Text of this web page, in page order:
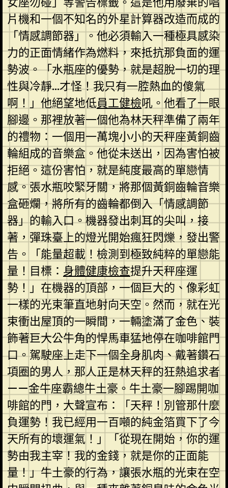
片機和一個不知名的外星計算器改造而成的
「情感調節器」。他必須輸入一種極具感染
力的正面情緒作為燃料，來抵抗那負面的運
勢波。「水瓶座的優勢，就是超脫一切的理
性與冷靜…才怪！我只有一腔熱血的傻氣
啊！」他絕望地低員工健檢吼。他看了一眼
腳邊。那裡放著一個他為林天秤準備了兩年
的禮物：一個用一萬塊小小的天秤座黃銅齒
輪組成的音樂盒。他從未送出，因為害怕被
拒絕。這份害怕，就是純度最高的單戀情
感。張水瓶咬緊牙關，將那個黃銅齒輪音樂
盒砸爛，將所有的齒輪都倒入「情感調節
器」的輸入口。機器發出刺耳的尖叫，接
著，彈珠臺上的燈光開始瘋狂閃爍，發出警
告。「能量超載！檢測到極致純粹的單戀能
量！目標： 身體健康檢查提升天秤座運
勢！」在機器的頂部，一個巨大的、像彩虹
一樣的光束筆直地射向天空。然而，就在光
束衝出屋頂的一瞬間，一輛塗滿了金色、裝
飾著巨大公牛角的悍馬車猛地停在咖啡館門
口。駕駛座上走下一個全身肌肉、戴著鑽石
項圈的男人，那人正是林天秤的狂熱追求者
——金牛座霸總牛土豪。牛土豪一腳踢開咖
啡館的門，大聲宣布：「天秤！別管那什麼
負運勢！我已經用一百噸的純金箔買下了今
天所有的壞運氣！」「從現在開始，你的運
勢由我主宰！我的金錢，就是你的正面能
量！」牛土豪的行為，讓張水瓶的光束在空